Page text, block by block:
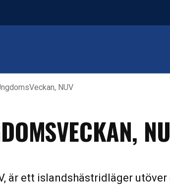
NUV
är ett islandshästridläger